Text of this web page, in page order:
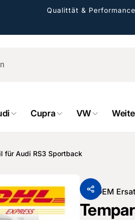
Qualittät &
Cupra VW
für Audi RS3 Sportback
VonOEM
GmbH